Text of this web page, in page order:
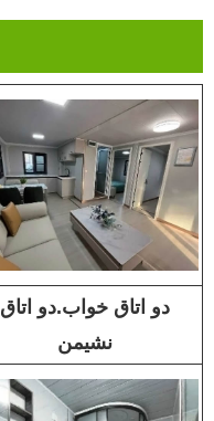
دو اتاق خواب.دو اتاق
نشیمن